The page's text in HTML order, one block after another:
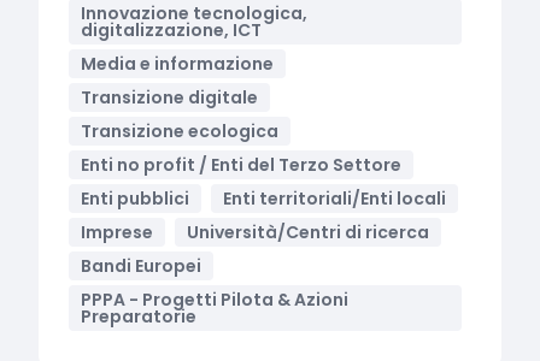
Innovazione tecnologica,
digitalizzazione, ICT
Media e informazione
Transizione digitale
Transizione ecologica
Enti no profit / Enti del Terzo Settore
Enti pubblici
Enti territoriali/Enti locali
Imprese
Università/Centri di ricerca
Bandi Europei
PPPA - Progetti Pilota & Azioni
Preparatorie